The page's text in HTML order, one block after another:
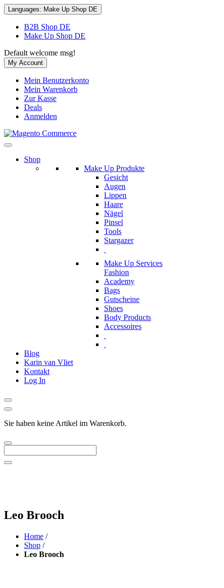
Languages: Make Up Shop DE
B2B Shop DE
Make Up Shop DE
Default welcome msg!
My Account
Mein Benutzerkonto
Mein Warenkorb
Zur Kasse
Deals
Anmelden
Shop
Make Up Produkte
Gesicht
Augen
Lippen
Haare
Nägel
Pinsel
Tools
Stargazer
Make Up Services
Fashion
Academy
Bags
Gutscheine
Shoes
Body Products
Accessoires
Blog
Karin van Vliet
Kontakt
Log In
Sie haben keine Artikel im Warenkorb.
Leo Brooch
Home /
Shop /
Leo Brooch